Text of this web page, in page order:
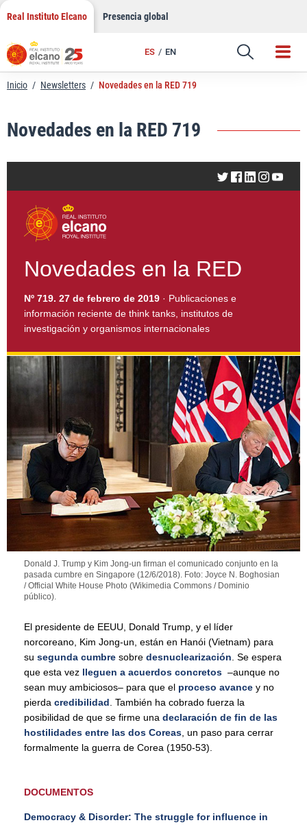
Saltar
contenido
Real Instituto Elcano Presencia global
ES EN
Enlace
Inicio / Newsletters / Novedades en la RED 719
Novedades en la RED 719